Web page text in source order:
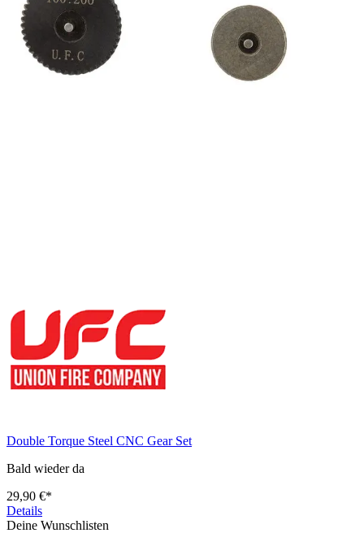
Double Torque Steel CNC Gear Set
Bald wieder da
29,90 €*
Details
Deine Wunschlisten